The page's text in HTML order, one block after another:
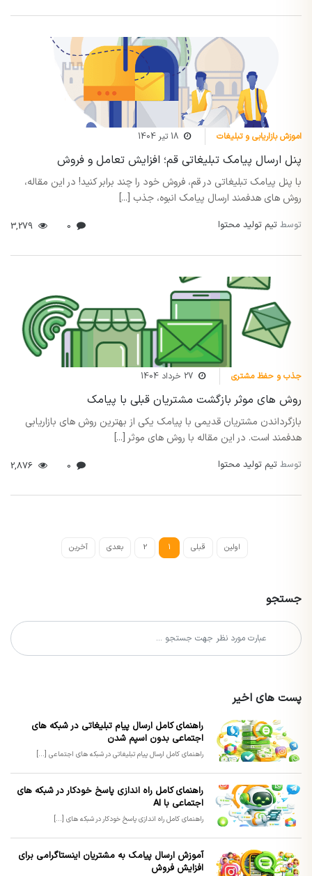
اموزش بازاریابی و تبلیغات 18 تیر 1404
پنل ارسال پیامک تبلیغاتی قم؛ افزایش تعامل و فروش
با پنل پیامک تبلیغاتی در قم، فروش خود را چند برابر کنید! در این مقاله،
روش های هدفمند ارسال پیامک انبوه، جذب [...]
توسط تیم تولید محتوا
جذب و حفظ مشتری 27 خرداد 1404
روش های موثر بازگشت مشتریان قبلی با پیامک
بازگرداندن مشتریان قدیمی با پیامک یکی از بهترین روش های بازاریابی
هدفمند است. در این مقاله با روش های موثر [...]
توسط تیم تولید محتوا
اولین قبلی 1
2 بعدی آخرین
جستجو
پست های اخیر
راهنمای کامل ارسال پیام تبلیغاتی در شبکه های
اجتماعی بدون اسپم شدن
راهنمای کامل ارسال پیام تبلیغاتی در شبکه های اجتماعی [...]
راهنمای کامل راه اندازی پاسخ خودکار در شبکه های
اجتماعی با AI
راهنمای کامل راه اندازی پاسخ خودکار در شبکه های [...]
آموزش ارسال پیامک به مشتریان اینستاگرامی برای
افزایش فروش